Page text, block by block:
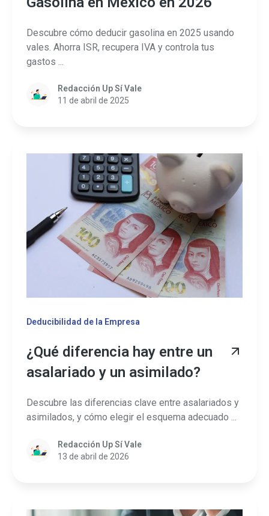
Descubre cómo deducir gasolina en 2025 usando
vales. Ahorra ISR, recupera IVA y controla tus
gastos ...
Redacción Up Sí Vale
11 de abril de 2025
Deducibilidad de la Empresa
¿Qué diferencia hay entre un
asalariado y un asimilado?
Descubre las diferencias clave entre asalariados y
asimilados, y cómo elegir el esquema adecuado ...
Redacción Up Sí Vale
13 de abril de 2026